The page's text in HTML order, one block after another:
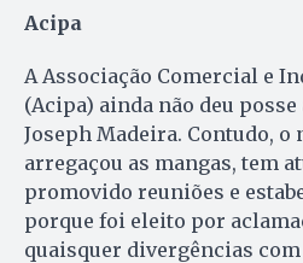
Acipa
A Associação Comercial e
(Acipa) ainda não deu
Joseph Madeira. Contudo, o
arregaçou as mangas, tem
promovido reuniões e
porque foi eleito por
quaisquer divergências